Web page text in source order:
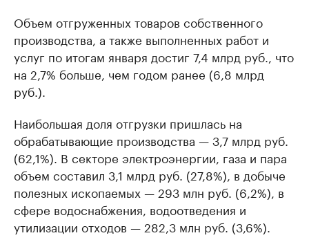
Объем отгруженных товаров собственного
производства, а также выполненных работ и
услуг по итогам января достиг 7,4 млрд руб., что
на 2,7% больше, чем годом ранее (6,8 млрд
руб.).
Наибольшая доля отгрузки пришлась на
обрабатывающие производства — 3,7 млрд руб.
(62,1%). В секторе электроэнергии, газа и пара
объем составил 3,1 млрд руб. (27,8%), в добыче
полезных ископаемых — 293 млн руб. (6,2%), в
сфере водоснабжения, водоотведения и
утилизации отходов — 282,3 млн руб. (3,6%).